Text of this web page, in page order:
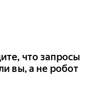
что запросы
вы, а не робот